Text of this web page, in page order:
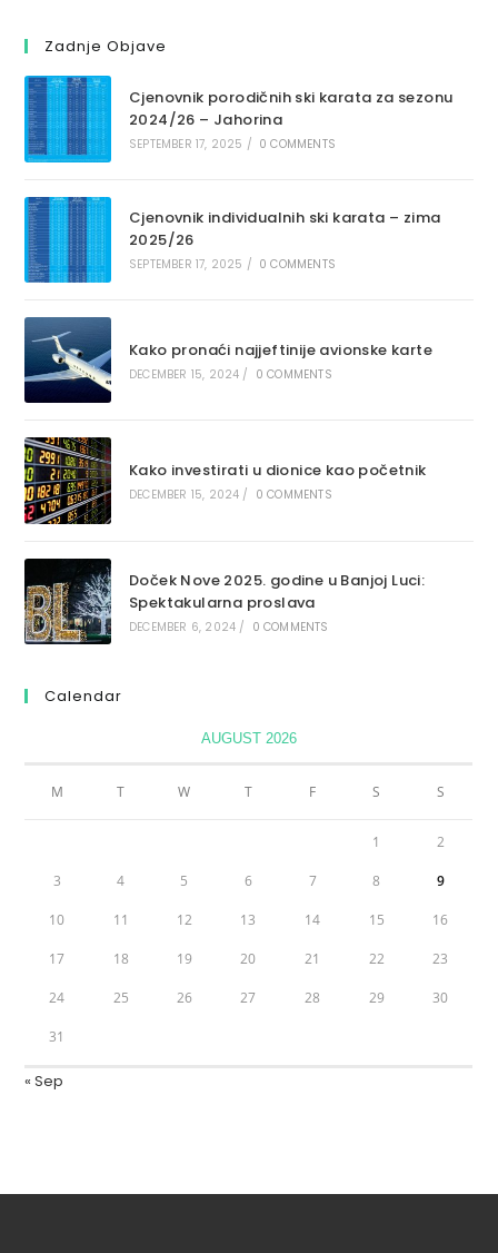
Zadnje Objave
Cjenovnik porodičnih ski karata za sezonu
2024/26 – Jahorina
SEPTEMBER 17, 2025 / 0 COMMENTS
Cjenovnik individualnih ski karata – zima
2025/26
SEPTEMBER 17, 2025 / 0 COMMENTS
Kako pronaći najjeftinije avionske karte
DECEMBER 15, 2024 / 0 COMMENTS
Kako investirati u dionice kao početnik
DECEMBER 15, 2024 / 0 COMMENTS
Doček Nove 2025. godine u Banjoj Luci:
Spektakularna proslava
DECEMBER 6, 2024 / 0 COMMENTS
Calendar
AUGUST 2026
M T W T F S S
1 2
3 4 5 6 7 8 9
10 11 12 13 14 15 16
17 18 19 20 21 22 23
24 25 26 27 28 29 30
31
« Sep